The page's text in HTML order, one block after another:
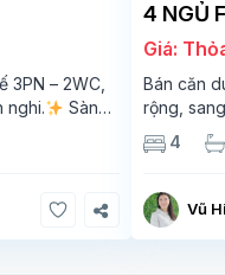
3PN – 2WC,
nghi.
Sàn
hồ Tây đắt
4 NGỦ
Giá:
Bán căn
rộng,
tầng.
ăn, phòng
4
Vũ